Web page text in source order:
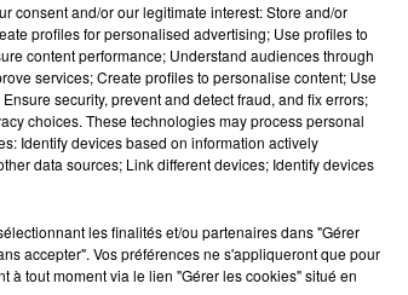
émission est rediffusée le vendredi à
consent and/or our legitimate interest: Store and/or
profiles for personalised advertising; Use profiles to
content performance; Understand audiences through
services; Create profiles to personalise content; Use
security, prevent and detect fraud, and fix errors;
choices. These technologies may process personal
Identify devices based on information actively
data sources; Link different devices; Identify devices
les finalités et/ou partenaires dans "Gérer
accepter". Vos préférences ne s'appliqueront que pour
à tout moment via le lien "Gérer les cookies" situé en